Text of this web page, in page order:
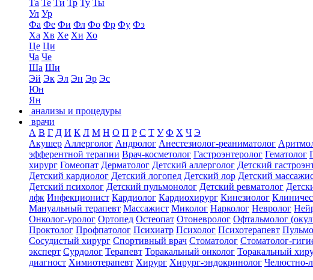
Та Те Ти Тр Ту Ты
Ул Ур
Фа Фе Фи Фл Фо Фр Фу Фэ
Ха Хв Хе Хи Хо
Це Ци
Ча Че
Ша Ши
Эй Эк Эл Эн Эр Эс
Юн
Ян
анализы и процедуры
врачи
А В Г Д И К Л М Н О П Р С Т У Ф Х Ч Э
Акушер Аллерголог Андролог Анестезиолог-реаниматолог
эфферентной терапии Врач-косметолог Гастроэнтеролог Гематолог
хирург Гомеопат Дерматолог Детский аллерголог Детский
Детский кардиолог Детский логопед Детский лор Детский
Детский психолог Детский пульмонолог Детский ревматолог
лфк Инфекционист Кардиолог Кардиохирург Кинезиолог
Мануальный терапевт Массажист Миколог Нарколог Невролог
Онколог-уролог Ортопед Остеопат Отоневролог Офтальмолог
Проктолог Профпатолог Психиатр Психолог Психотерапевт
Сосудистый хирург Спортивный врач Стоматолог Стоматолог-
эксперт Сурдолог Терапевт Торакальный онколог Торакальный
диагност Химиотерапевт Хирург Хирург-эндокринолог Челюстно-